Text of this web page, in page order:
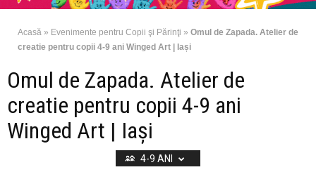
Acasă » Evenimente pentru Copii şi Părinţi » Omul de Zapada. Atelier de
creatie pentru copii 4-9 ani Winged Art | Iași
Omul de Zapada. Atelier de
creatie pentru copii 4-9 ani
Winged Art | Iași
4-9 ANI